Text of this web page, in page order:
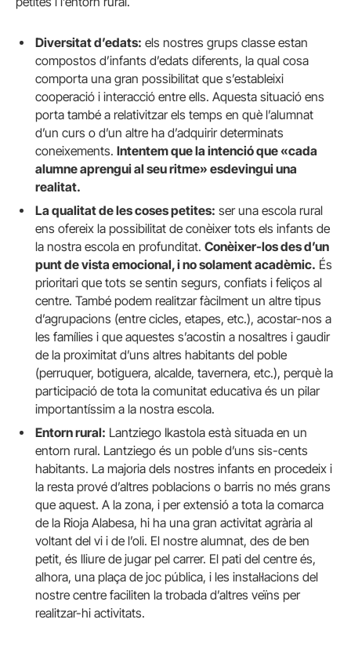
Diversitat d’edats: els nostres grups classe estan
compostos d’infants d’edats diferents, la qual cosa
comporta una gran possibilitat que s’estableixi
cooperació i interacció entre ells. Aquesta situació ens
porta també a relativitzar els temps en què l’alumnat
d’un curs o d’un altre ha d’adquirir determinats
coneixements. Intentem que la intenció que «cada
alumne aprengui al seu ritme» esdevingui una
realitat.
La qualitat de les cosespetites: ser una escola rural
ens ofereix la possibilitat de conèixer tots els infants de
la nostra escola en profunditat. Conèixer-los des d’un
punt de vista emocional, i no solament acadèmic. És
prioritari que tots se sentin segurs, confiats i feliços al
centre. També podem realitzar fàcilment un altre tipus
d’agrupacions (entre cicles, etapes, etc.), acostar-nos a
les famílies i que aquestes s’acostin a nosaltres i gaudir
de la proximitat d’uns altres habitants del poble
(perruquer, botiguera, alcalde, tavernera, etc.), perquè la
participació de tota la comunitat educativa és un pilar
importantíssim a la nostra escola.
Entorn rural: Lantziego Ikastola està situada en un
entorn rural. Lantziego és un poble d’uns sis-cents
habitants. La majoria dels nostres infants en procedeix i
la resta prové d’altres poblacions o barris no més grans
que aquest. A la zona, i per extensió a tota la comarca
de la Rioja Alabesa, hi ha una gran activitat agrària al
voltant del vi i de l’oli. El nostre alumnat, des de ben
petit, és lliure de jugar pel carrer. El pati del centre és,
alhora, una plaça de joc pública, i les instal·lacions del
nostre centre faciliten la trobada d’altres veïns per
realitzar-hi activitats.